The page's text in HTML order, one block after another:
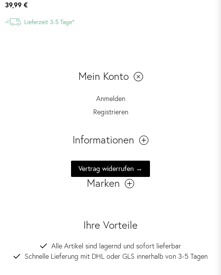
39,99 €
Lieferzeit 3-5 Tage*
Mein Konto
Anmelden
Registrieren
Informationen
Vertrag widerrufen →
Marken
Ihre Vorteile
Alle Artikel sind lagernd und sofort lieferbar
Schnelle Lieferung mit DHL oder GLS innerhalb von 3-5 Tagen